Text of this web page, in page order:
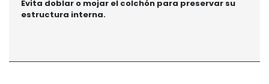
Evita doblar o mojar el colchón para preservar su
estructura interna.